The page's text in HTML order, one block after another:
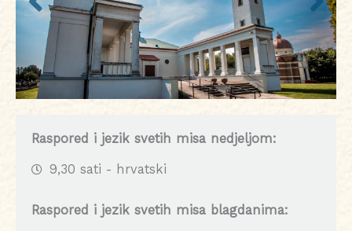
Raspored i jezik svetih misa nedjeljom:
9,30 sati - hrvatski
Raspored i jezik svetih misa blagdanima: